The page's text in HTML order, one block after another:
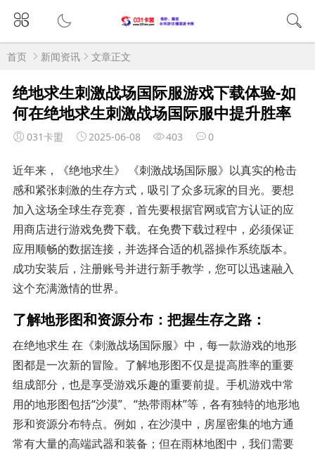
首页 新闻资讯 文章正文
绝地求生刺激战场国际服游戏下载体验-如
何在绝地求生刺激战场国际服中提升胜率
031卡盟 2025-06-08 403 0
近年来，《绝地求生》 《刺激战场国际服》以真实的枪击
感和紧张刺激的生存方式，吸引了众多玩家的目光。要想
加入这场全球生存竞赛，首先要根据官网或官方认证的应
用商店进行游戏免费下载。在免费下载过程中，必须保证
应用顺畅的数据连接，并选择合适的机器操作系统版本。
成功安装后，注册账号并进行新手教学，您可以迅速融入
这个充满激情的世界。
了解地形图和资源分布：把握生存之路：
在绝地求生 在《刺激战场国际服》中，每一款游戏的地形
图都是一次新的冒险。了解地形图不仅是提高胜率的重要
组成部分，也是享受游戏乐趣的重要前提。手机游戏中常
用的地形图包括“沙漠”、“热带雨林”等，各有独特的地形地
形和资源分布特点。例如，在沙漠中，房屋密集的地方通
常有大量的高端武器和装备；但在雨林地图中，我们需要